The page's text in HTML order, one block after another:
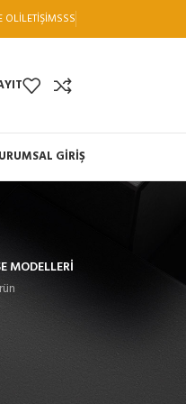
OLİLETIŞIMSSS
GİRİŞ
MODELLERI